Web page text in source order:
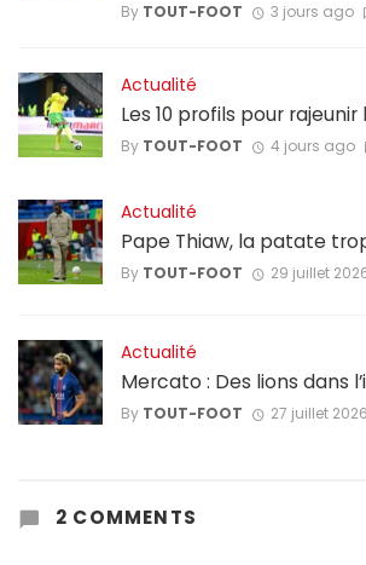
By TOUT-FOOT 3 jours ago
Actualité
Les 10 profils pour rajeunir
By TOUT-FOOT 4 jours ago
Actualité
Pape Thiaw, la patate
By TOUT-FOOT 29 juillet
Actualité
Mercato : Des lions dans
By TOUT-FOOT 27 juillet 2026
2 COMMENTS